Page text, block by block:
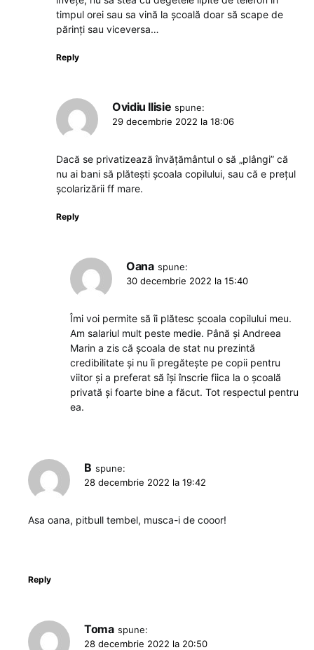
timpul orei sau sa vină la școală doar să scape de
părinți sau viceversa…
Reply
Ovidiu Ilisie spune:
29 decembrie 2022 la 18:06
Dacă se privatizează învățământul o să „plângi” că
nu ai bani să plătești școala copilului, sau că e prețul
școlarizării ff mare.
Reply
Oana spune:
30 decembrie 2022 la 15:40
Îmi voi permite să îi plătesc școala copilului meu.
Am salariul mult peste medie. Până și Andreea
Marin a zis că școala de stat nu prezintă
credibilitate și nu îi pregătește pe copii pentru
viitor și a preferat să își înscrie fiica la o școală
privată și foarte bine a făcut. Tot respectul pentru
ea.
B spune:
28 decembrie 2022 la 19:42
Asa oana, pitbull tembel, musca-i de cooor!
Reply
Toma spune:
28 decembrie 2022 la 20:50